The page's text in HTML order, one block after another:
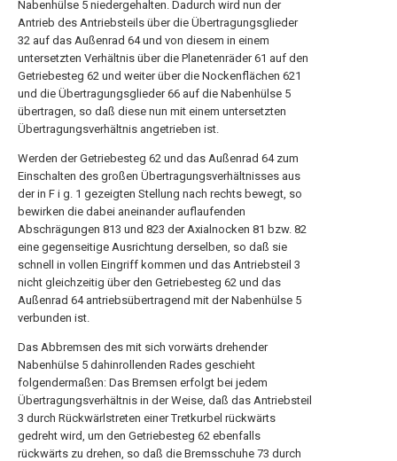
Nabenhülse 5 niedergehalten. Dadurch wird nun der
Antrieb des Antriebsteils über die Übertragungsglieder
32 auf das Außenrad 64 und von diesem in einem
untersetzten Verhältnis über die Planetenräder 61 auf den
Getriebesteg 62 und weiter über die Nockenflächen 621
und die Übertragungsglieder 66 auf die Nabenhülse 5
übertragen, so daß diese nun mit einem untersetzten
Übertragungsverhältnis angetrieben ist.
Werden der Getriebesteg 62 und das Außenrad 64 zum
Einschalten des großen Übertragungsverhältnisses aus
der in F i g. 1 gezeigten Stellung nach rechts bewegt, so
bewirken die dabei aneinander auflaufenden
Abschrägungen 813 und 823 der Axialnocken 81 bzw. 82
eine gegenseitige Ausrichtung derselben, so daß sie
schnell in vollen Eingriff kommen und das Antriebsteil 3
nicht gleichzeitig über den Getriebesteg 62 und das
Außenrad 64 antriebsübertragend mit der Nabenhülse 5
verbunden ist.
Das Abbremsen des mit sich vorwärts drehender
Nabenhülse 5 dahinrollenden Rades geschieht
folgendermaßen: Das Bremsen erfolgt bei jedem
Übertragungsverhältnis in der Weise, daß das Antriebsteil
3 durch Rückwärlstreten einer Tretkurbel rückwärts
gedreht wird, um den Getriebesteg 62 ebenfalls
rückwärts zu drehen, so daß die Bremsschuhe 73 durch